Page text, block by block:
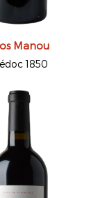
Manou
1850